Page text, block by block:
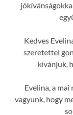
Kedves
szeretettel
kívánjuk,
Evelina, a
vagyunk, hogy